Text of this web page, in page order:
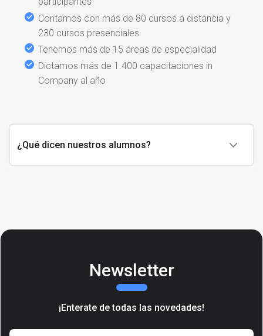
Contamos con más de 80 cursos a distancia y
230 cursos presenciales
Tenemos más de 15 áreas de especialidad
Dictamos más de 1.400 capacitaciones in
Company al año
¿Qué dicen nuestros alumnos?
Newsletter
¡Enterate de todas las novedades!